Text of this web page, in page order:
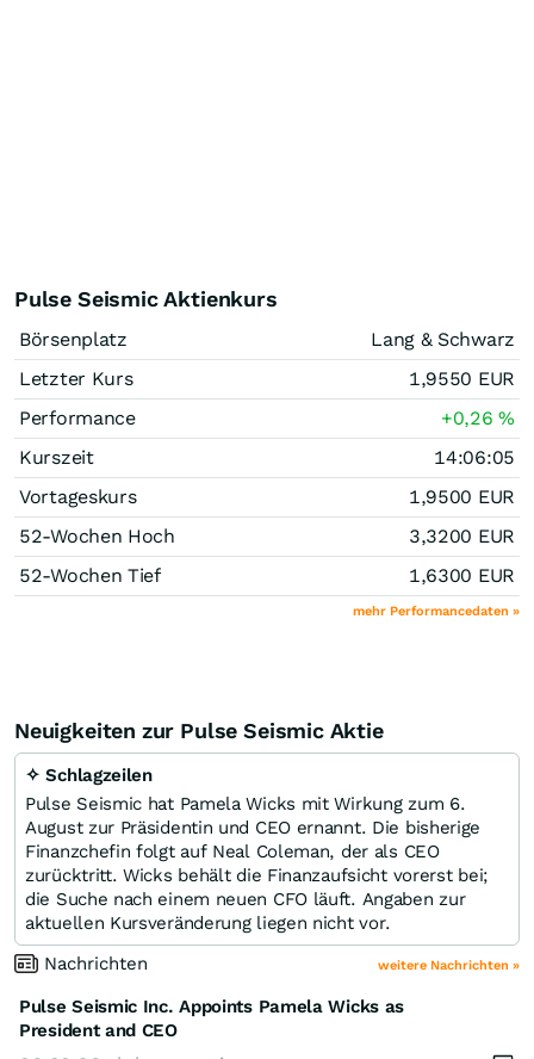
Pulse Seismic Aktienkurs
Börsenplatz
Lang & Schwarz
Letzter Kurs
1,9550 EUR
Performance
+0,26%
Kurszeit
14:06:05
Vortageskurs
1,9500 EUR
52-Wochen Hoch
3,3200 EUR
52-Wochen Tief
1,6300 EUR
mehr Performancedaten »
Neuigkeiten zur Pulse Seismic Aktie
✧ Schlagzeilen
Pulse Seismic hat Pamela Wicks mit Wirkung zum 6.
August zur Präsidentin und CEO ernannt. Die bisherige
Finanzchefin folgt auf Neal Coleman, der als CEO
zurücktritt. Wicks behält die Finanzaufsicht vorerst bei;
die Suche nach einem neuen CFO läuft. Angaben zur
aktuellen Kursveränderung liegen nicht vor.
Nachrichten
weitere Nachrichten »
Pulse Seismic Inc. Appoints Pamela Wicks as
President and CEO